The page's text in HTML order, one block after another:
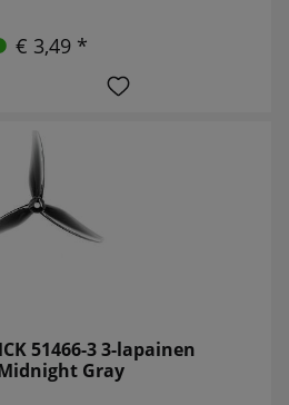
€ 3,49 *
51466-3 3-lapainen
Gray